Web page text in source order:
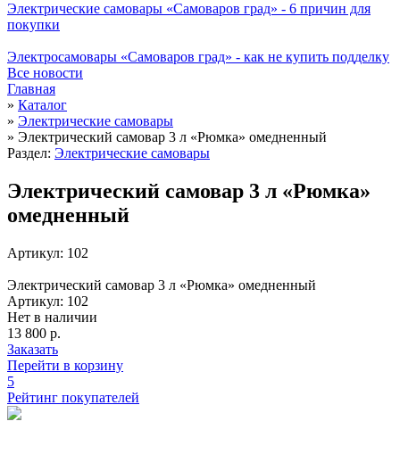
Электрические самовары «Самоваров град» - 6 причин для
покупки
Электросамовары «Самоваров град» - как не купить подделку
Все новости
Главная
» Каталог
» Электрические самовары
» Электрический самовар 3 л «Рюмка» омедненный
Раздел: Электрические самовары
Электрический самовар 3 л «Рюмка»
омедненный
Артикул: 102
Электрический самовар 3 л «Рюмка» омедненный
Артикул: 102
Нет в наличии
13 800 р.
Заказать
Перейти в корзину
5
Рейтинг покупателей